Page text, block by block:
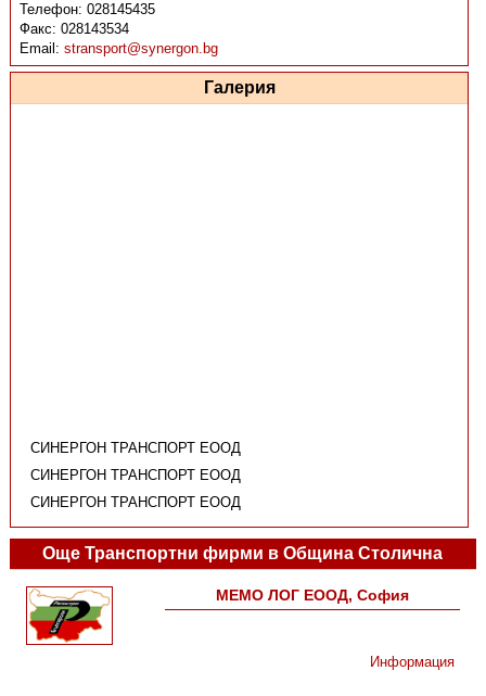
Телефон:028145435
Факс:028143534
Email:stransport@synergon.bg
Галерия
СИНЕРГОН ТРАНСПОРТ ЕООД
СИНЕРГОН ТРАНСПОРТ ЕООД
СИНЕРГОН ТРАНСПОРТ ЕООД
Още Транспортни фирми в Община Столична
МЕМО ЛОГ ЕООД, София
Информация